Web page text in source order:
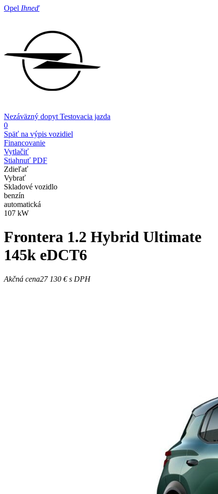
Opel Ihneď
Nezáväzný dopyt Testovacia jazda
0
Späť na výpis vozidiel
Financovanie
Vytlačiť
Stiahnuť PDF
Zdieľať
Vybrať
Skladové vozidlo
benzín
automatická
107 kW
Frontera 1.2 Hybrid Ultimate
145k eDCT6
Akčná cena27 130 €s DPH